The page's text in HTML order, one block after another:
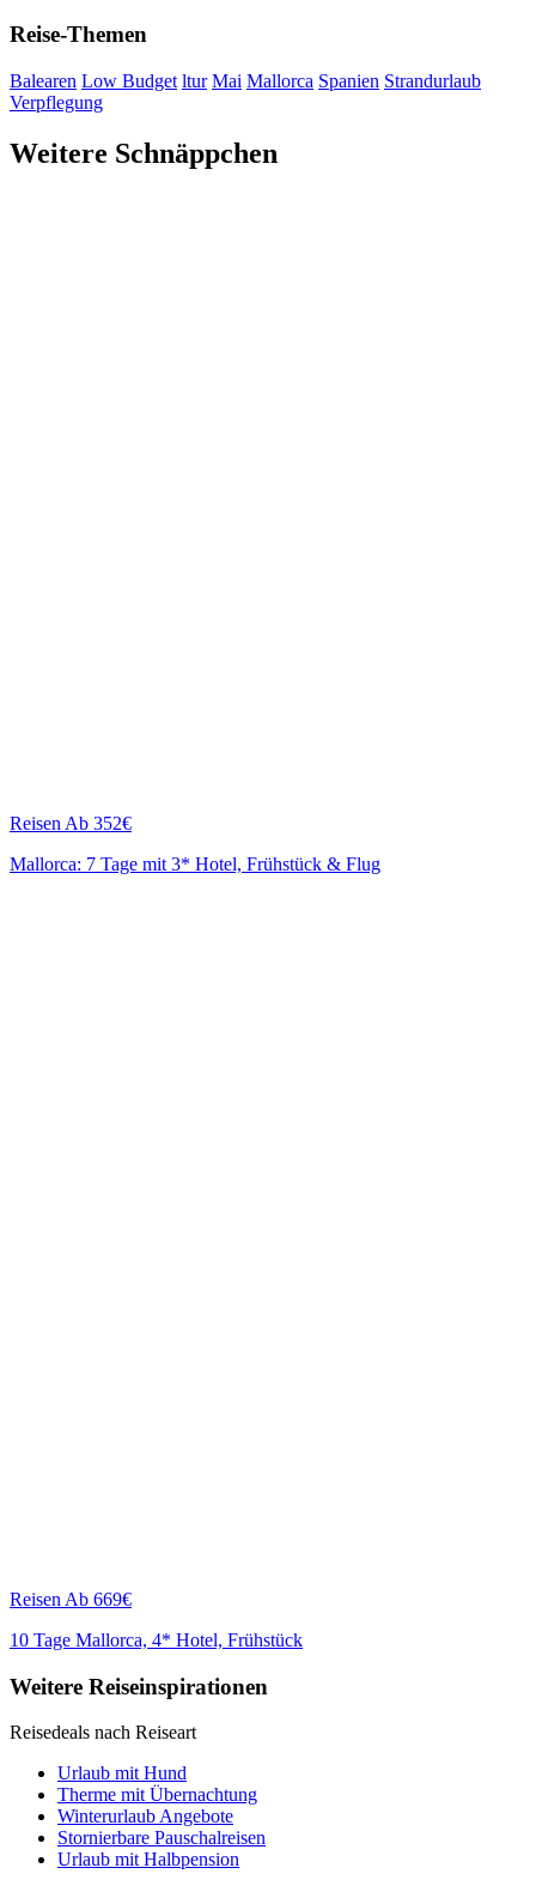
Reise-Themen
Balearen Low Budget ltur Mai Mallorca Spanien Strandurlaub
Verpflegung
Weitere Schnäppchen
Reisen Ab 352€
Mallorca: 7 Tage mit 3* Hotel, Frühstück & Flug
Reisen Ab 669€
10 Tage Mallorca, 4* Hotel, Frühstück
Weitere Reiseinspirationen
Reisedeals nach Reiseart
Urlaub mit Hund
Therme mit Übernachtung
Winterurlaub Angebote
Stornierbare Pauschalreisen
Urlaub mit Halbpension